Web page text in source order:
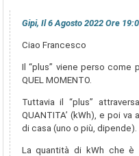
Gipi, Il 6 Agosto 2022 Ore
Ciao Francesco
Il “plus” viene perso come
QUEL MOMENTO.
Tuttavia il “plus”
QUANTITA’ (kWh), e poi
di casa (uno o più, dipende).
La quantità di kWh che è